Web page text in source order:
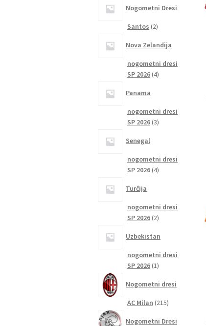
Nogometni Dresi
Santos 22
Nova Zelandija
nogometni dresi
SP 2026 44
Panama
nogometni dresi
SP 2026 33
Senegal
nogometni dresi
SP 2026 44
Turčija
nogometni dresi
SP 2026 22
Uzbekistan
nogometni dresi
SP 2026 11
Nogometni dresi
AC Milan 215215
Nogometni Dresi